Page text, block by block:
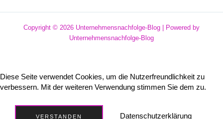
Copyright © 2026 Unternehmensnachfolge-Blog | Powered by
Unternehmensnachfolge-Blog
Diese Seite verwendet Cookies, um die Nutzerfreundlichkeit zu
verbessern. Mit der weiteren Verwendung stimmen Sie dem zu.
VERSTANDEN Datenschutzerklärung